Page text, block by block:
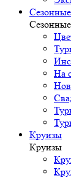
На
Круизы
Круизы